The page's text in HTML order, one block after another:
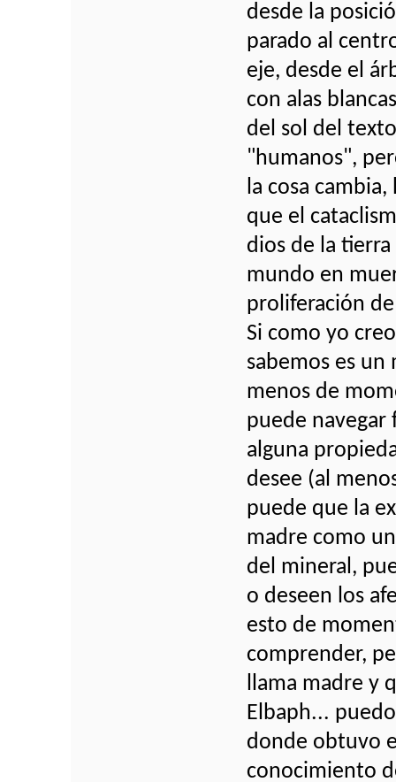
desde la
parado al
eje, desde el
con alas
del sol del
"humanos",
la cosa
que el
dios de la
mundo en
proliferación
Si como yo
sabemos es
menos de
puede navegar
alguna
desee (al
puede que la
madre como
del mineral,
o deseen los
esto de
comprender,
llama madre y
Elbaph...
donde obtuvo
conocimiento